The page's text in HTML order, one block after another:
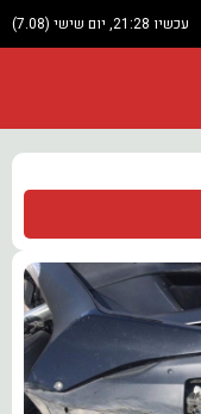
עכשיו 21:28, יום שישי (7.08)